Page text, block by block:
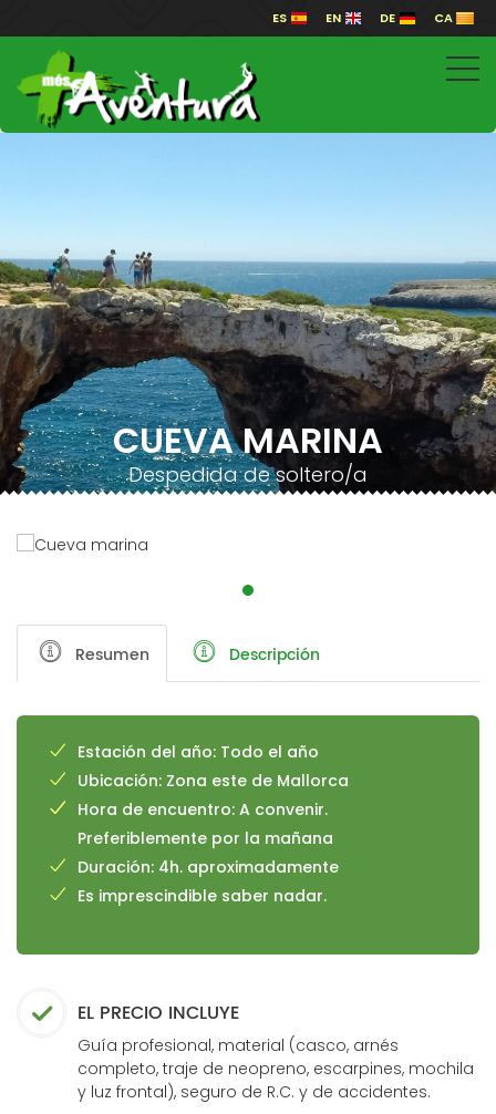
ES EN DE CA
CUEVA MARINA
Despedida de soltero/a
Resumen Descripción
Estación del año: Todo el año
Ubicación: Zona este de Mallorca
Hora de encuentro: A convenir.
Preferiblemente por la mañana
Duración: 4h. aproximadamente
Es imprescindible saber nadar.
EL PRECIO INCLUYE
Guía profesional, material (casco, arnés
completo, traje de neopreno, escarpines, mochila
y luz frontal), seguro de R.C. y de accidentes.